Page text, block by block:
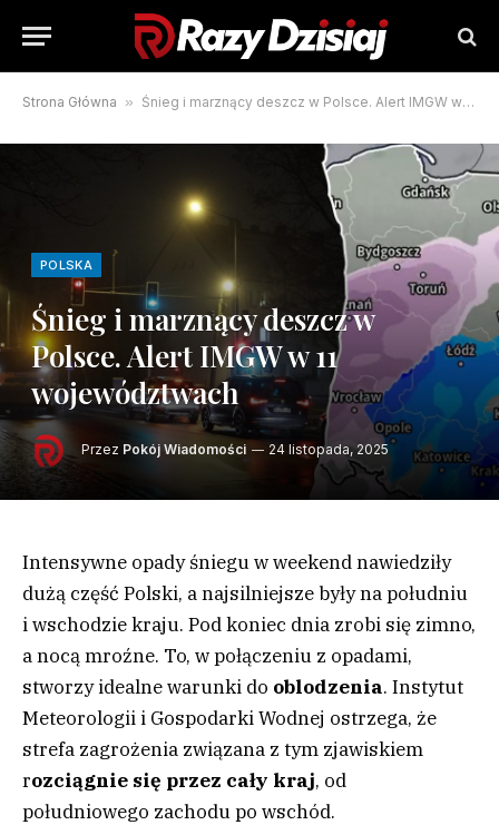
Strona Główna » Śnieg i marznący deszcz w Polsce. Alert IMGW w 11 województwach
POLSKA
Śnieg i marznący deszcz w
Polsce. Alert IMGW w 11
województwach
Przez Pokój Wiadomości 24 listopada, 2025
Intensywne opady śniegu w weekend nawiedziły
dużą część Polski, a najsilniejsze były na południu
i wschodzie kraju. Pod koniec dnia zrobi się zimno,
a nocą mroźne. To, w połączeniu z opadami,
stworzy idealne warunki do oblodzenia. Instytut
Meteorologii i Gospodarki Wodnej ostrzega, że
strefa zagrożenia związana z tym zjawiskiem
rozciągnie się przez cały kraj, od
południowego zachodu po wschód.